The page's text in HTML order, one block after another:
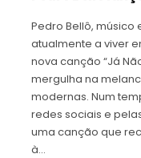
Pedro Bellô, músico
atualmente a viver
nova canção “Já
mergulha na
modernas. Num
redes sociais e
uma canção que
à…